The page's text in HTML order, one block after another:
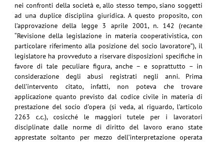
nei confronti della società e, allo stesso tempo, siano soggetti
ad una duplice disciplina giuridica. A questo proposito, con
l’approvazione della legge 3 aprile 2001, n. 142 (recante
“Revisione della legislazione in materia cooperativistica, con
particolare riferimento alla posizione del socio lavoratore”), il
legislatore ha provveduto a riservare disposizioni specifiche in
favore di tale peculiare figura, anche – e soprattutto – in
considerazione degli abusi registrati negli anni. Prima
dell’intervento citato, infatti, non poteva che trovare
applicazione quanto previsto dal codice civile in materia di
prestazione del socio d’opera (si veda, al riguardo, l’articolo
2263 c.c.), cosicché le maggiori tutele per i lavoratori
disciplinate dalle norme di diritto del lavoro erano state
apprestate soltanto per mezzo dell’interpretazione operata